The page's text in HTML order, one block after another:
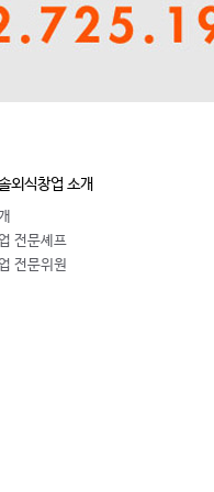
외식창업 소개
전문셰프
전문위원